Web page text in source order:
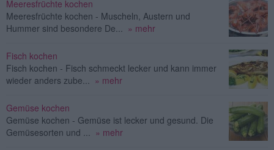
Meeresfrüchte kochen
Meeresfrüchte kochen - Muscheln, Austern und
Hummer sind besondere De... » mehr
Fisch kochen
Fisch kochen - Fisch schmeckt lecker und kann immer
wieder anders zube... » mehr
Gemüse kochen
Gemüse kochen - Gemüse ist lecker und gesund. Die
Gemüsesorten und ... » mehr